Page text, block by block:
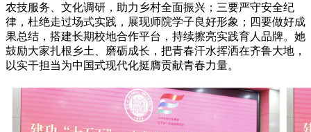
农技服务、文化调研，助力乡村全面振兴；三要严守安全纪
律，杜绝走过场式实践，展现师院学子良好形象；四要做好成
果总结，搭建长期校地合作平台，持续擦亮实践育人品牌。她
鼓励大家扎根乡土、磨砺成长，把青春汗水挥洒在齐鲁大地，
以实干担当为中国式现代化挺膺贡献青春力量。